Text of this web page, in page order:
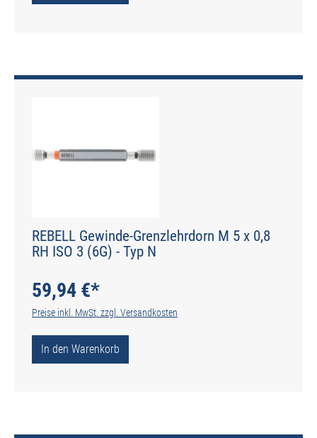
REBELL Gewinde-Grenzlehrdorn M 5 x 0,8
RH ISO 3 (6G) - Typ N
59,94 €*
Preise inkl. MwSt. zzgl. Versandkosten
In den Warenkorb